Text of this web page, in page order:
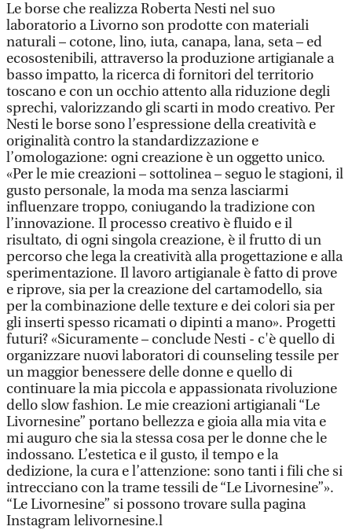
Le borse che realizza Roberta Nesti nel suo
laboratorio a Livorno son prodotte con materiali
naturali – cotone, lino, iuta, canapa, lana, seta – ed
ecosostenibili, attraverso la produzione artigianale a
basso impatto, la ricerca di fornitori del territorio
toscano e con un occhio attento alla riduzione degli
sprechi, valorizzando gli scarti in modo creativo. Per
Nesti le borse sono l’espressione della creatività e
originalità contro la standardizzazione e
l’omologazione: ogni creazione è un oggetto unico.
«Per le mie creazioni – sottolinea – seguo le stagioni, il
gusto personale, la moda ma senza lasciarmi
influenzare troppo, coniugando la tradizione con
l’innovazione. Il processo creativo è fluido e il
risultato, di ogni singola creazione, è il frutto di un
percorso che lega la creatività alla progettazione e alla
sperimentazione. Il lavoro artigianale è fatto di prove
e riprove, sia per la creazione del cartamodello, sia
per la combinazione delle texture e dei colori sia per
gli inserti spesso ricamati o dipinti a mano». Progetti
futuri? «Sicuramente – conclude Nesti - c'è quello di
organizzare nuovi laboratori di counseling tessile per
un maggior benessere delle donne e quello di
continuare la mia piccola e appassionata rivoluzione
dello slow fashion. Le mie creazioni artigianali “Le
Livornesine” portano bellezza e gioia alla mia vita e
mi auguro che sia la stessa cosa per le donne che le
indossano. L’estetica e il gusto, il tempo e la
dedizione, la cura e l’attenzione: sono tanti i fili che si
intrecciano con la trame tessili de “Le Livornesine”».
“Le Livornesine” si possono trovare sulla pagina
Instagram lelivornesine.l